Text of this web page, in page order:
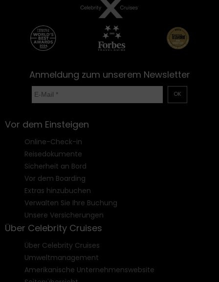
Anmeldung zum unserem Newsletter
OK
Vor dem Einsteigen
Online-Check-in
Reisedokumente
Sicherheit an Bord
Vor dem Boarding
Extras hinzubuchen
Verwalten Sie Ihre Buchung
Unsere Versicherungen
Über Celebrity Cruises
Über Celebrity Cruises
Umweltmanagement
Amerikanische Unternehmenswebsite